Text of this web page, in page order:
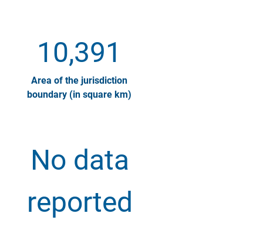
10,391
Area of the jurisdiction
boundary (in square km)
No data
reported